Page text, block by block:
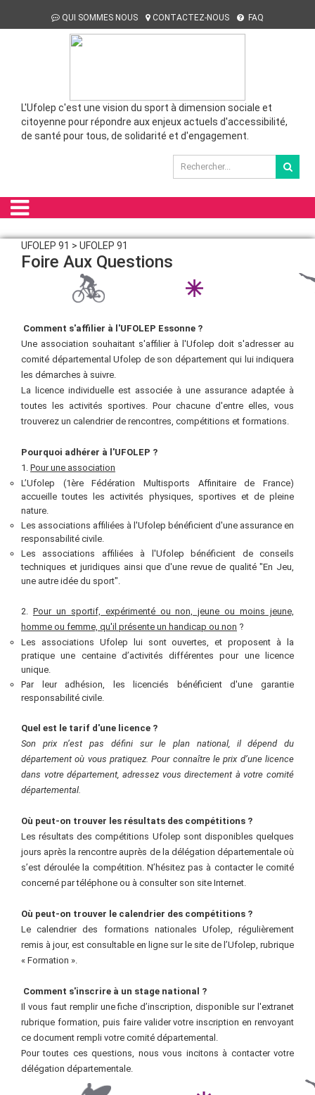
QUI SOMMES NOUS CONTACTEZ-NOUS FAQ
L'Ufolep c'est une vision du sport à dimension sociale et
citoyenne pour répondre aux enjeux actuels d'accessibilité,
de santé pour tous, de solidarité et d'engagement.
UFOLEP 91 > UFOLEP 91
Foire Aux Questions
Comment s'affilier à l'UFOLEP Essonne ?
Une association souhaitant s'affilier à l'Ufolep doit s'adresser au
comité départemental Ufolep de son département qui lui indiquera
les démarches à suivre.
La licence individuelle est associée à une assurance adaptée à
toutes les activités sportives. Pour chacune d'entre elles, vous
trouverez un calendrier de rencontres, compétitions et formations.
Pourquoi adhérer à l'UFOLEP ?
1. Pour une association
L’Ufolep (1ère Fédération Multisports Affinitaire de France)
accueille toutes les activités physiques, sportives et de pleine
nature.
Les associations affiliées à l'Ufolep bénéficient d'une assurance en
responsabilité civile.
Les associations affiliées à l'Ufolep bénéficient de conseils
techniques et juridiques ainsi que d'une revue de qualité "En Jeu,
une autre idée du sport".
2. Pour un sportif, expérimenté ou non, jeune ou moins jeune,
homme ou femme, qu'il présente un handicap ou non ?
Les associations Ufolep lui sont ouvertes, et proposent à la
pratique une centaine d’activités différentes pour une licence
unique.
Par leur adhésion, les licenciés bénéficient d'une garantie
responsabilité civile.
Quel est le tarif d'une licence ?
Son prix n’est pas défini sur le plan national, il dépend du
département où vous pratiquez. Pour connaître le prix d’une licence
dans votre département, adressez vous directement à votre comité
départemental.
Où peut-on trouver les résultats des compétitions ?
Les résultats des compétitions Ufolep sont disponibles quelques
jours après la rencontre auprès de la délégation départementale où
s’est déroulée la compétition. N’hésitez pas à contacter le comité
concerné par téléphone ou à consulter son site Internet.
Où peut-on trouver le calendrier des compétitions ?
Le calendrier des formations nationales Ufolep, régulièrement
remis à jour, est consultable en ligne sur le site de l’Ufolep, rubrique
« Formation ».
Comment s'inscrire à un stage national ?
Il vous faut remplir une fiche d’inscription, disponible sur l'extranet
rubrique formation, puis faire valider votre inscription en renvoyant
ce document rempli votre comité départemental.
Pour toutes ces questions, nous vous incitons à contacter votre
délégation départementale.